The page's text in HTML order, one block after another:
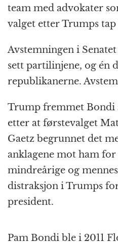
team med advokater
valget etter Trumps
Avstemningen i
sett partilinjene, og én
republikanerne.
Trump fremmet Bondi
etter at førstevalget
Gaetz begrunnet det
anklagene mot ham
mindreårige og
distraksjon i Trumps
president.
Pam Bondi ble i 2011